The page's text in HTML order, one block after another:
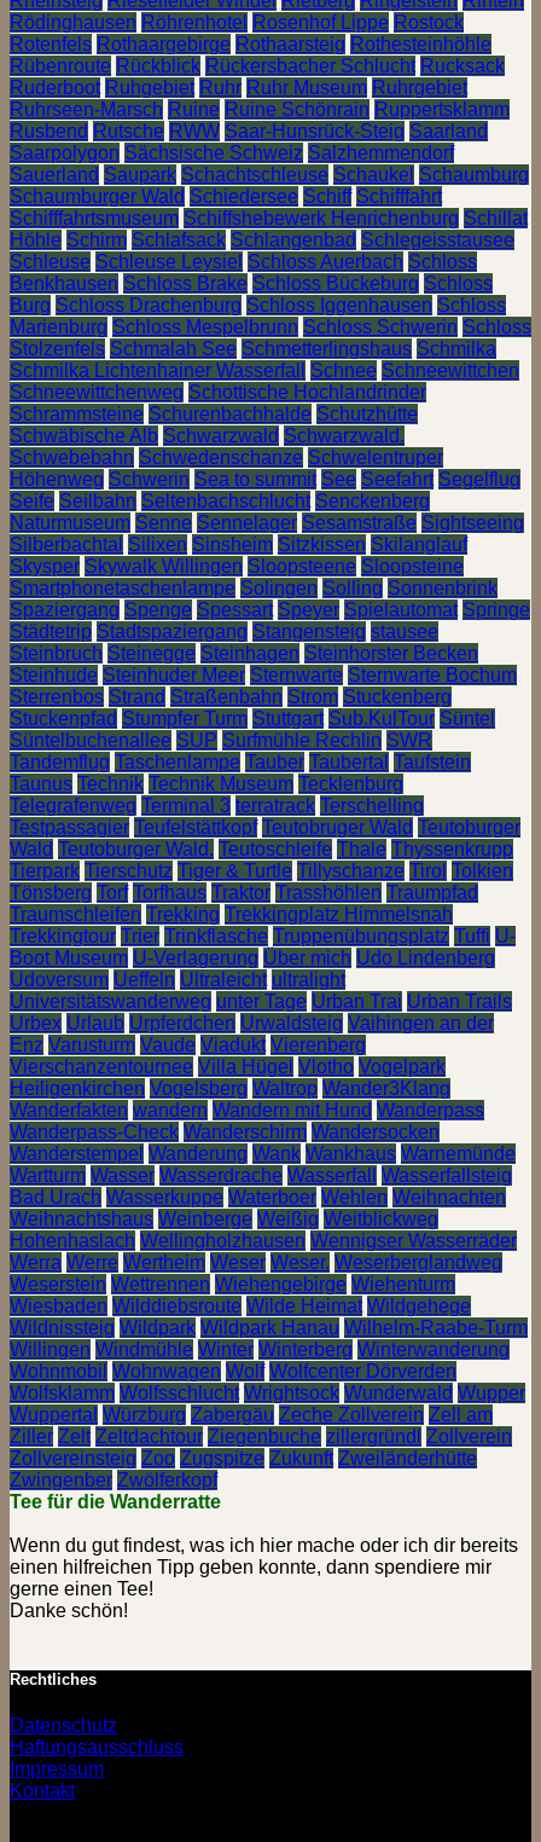
Rödinghausen Röhrenhotel Rosenhof Lippe Rostock
Rotenfels Rothaargebirge Rothaarsteig Rothesteinhöhle
Rübenroute Rückblick Rückersbacher Schlucht Rucksack
Ruderboot Ruhgebiet Ruhr Ruhr Museum Ruhrgebiet
Ruhrseen-Marsch Ruine Ruine Schönrain Ruppertsklamm
Rusbend Rutsche RWW Saar-Hunsrück-Steig Saarland
Saarpolygon Sächsische Schweiz Salzhemmendorf
Sauerland Saupark Schachtschleuse Schaukel Schaumburg
Schaumburger Wald Schiedersee Schiff Schifffahrt
Schifffahrtsmuseum Schiffshebewerk Henrichenburg Schillat
Höhle Schirm Schlafsack Schlangenbad Schlegeisstausee
Schleuse Schleuse Leysiel Schloss Auerbach Schloss
Benkhausen Schloss Brake Schloss Bückeburg Schloss
Burg Schloss Drachenburg Schloss Iggenhausen Schloss
Marienburg Schloss Mespelbrunn Schloss Schwerin Schloss
Stolzenfels Schmalah See Schmetterlingshaus Schmilka
Schmilka Lichtenhainer Wasserfall
Schnee Schneewittchen
Schneewittchenweg Schottische Hochlandrinder
Schrammsteine Schurenbachhalde Schutzhütte
Schwäbische Alb Schwarzwald Schwarzwald.
Schwebebahn Schwedenschanze Schwelentruper
Höhenweg Schwerin Sea to summit See Seefahrt Segelflug
Seife Seilbahn Seltenbachschlucht Senckenberg
Naturmuseum Senne Sennelager Sesamstraße Sightseeing
Silberbachtal Silixen Sinsheim Sitzkissen Skilanglauf
Skysper Skywalk Willingen Sloopsteene Sloopsteine
Smartphonetaschenlampe Solingen Solling Sonnenbrink
Spaziergang Spenge Spessart Speyer Spielautomat Springe
Städtetrip Stadtspaziergang Stangensteig stausee
Steinbruch Steinegge Steinhagen Steinhorster Becken
Steinhude Steinhuder Meer Sternwarte Sternwarte Bochum
Sterrenbos Strand Straßenbahn Strom Stuckenberg
Stuckenpfad Stumpfer Turm Stuttgart Sub.KulTour Süntel
Süntelbuchenallee SUP Surfmühle Rechlin SWR
Tandemflug Taschenlampe Tauber Taubertal Taufstein
Taunus Technik Technik Museum Tecklenburg
Telegrafenweg Terminal 3 terratrack Terschelling
Testpassagier Teufelstättkopf Teutobruger Wald Teutoburger
Wald Teutoburger Wald. Teutoschleife Thale Thyssenkrupp
Tierpark Tierschutz Tiger & Turtle Tillyschanze Tirol Tolkien
Tönsberg Torf Torfhaus Traktor Trasshöhlen Traumpfad
Traumschleifen Trekking Trekkingplatz Himmelsnah
Trekkingtour Trier Trinkflasche Truppenübungsplatz Tuffi U-
Boot Museum U-Verlagerung Über mich Udo Lindenberg
Udoversum Ueffeln Ultraleicht ultralight
Universitätswanderweg unter Tage Urban Trai Urban Trails
Urbex Urlaub Urpferdchen Urwaldsteig Vaihingen an der
Enz Varusturm Vaude Viadukt Vierenberg
Vierschanzentournee Villa Hügel Vlotho Vogelpark
Heiligenkirchen Vogelsberg Waltrop Wander3Klang
Wanderfakten wandern Wandern mit Hund Wanderpass
Wanderpass-Check Wanderschirm Wandersocken
Wanderstempel Wanderung Wank Wankhaus Warnemünde
Wartturm Wasser Wasserdrache Wasserfall
Wasserfallsteig
Bad Urach Wasserkuppe Waterboer Wehlen Weihnachten
Weihnachtshaus Weinberge Weißig Weitblickweg
Hohenhaslach Wellingholzhausen Wennigser Wasserräder
Werra Werre Wertheim Weser Weser. Weserberglandweg
Weserstein Wettrennen Wiehengebirge Wiehenturm
Wiesbaden Wilddiebsroute Wilde Heimat Wildgehege
Wildnissteig Wildpark Wildpark Hanau Wilhelm-Raabe-Turm
Willingen Windmühle Winter Winterberg Winterwanderung
Wohnmobil Wohnwagen Wolf Wolfcenter Dörverden
Wolfsklamm Wolfsschlucht Wrightsock Wunderwald Wupper
Wuppertal Würzburg Zabergäu Zeche Zollverein Zell am
Ziller Zelt Zeltdachtour Ziegenbuche zillergründl Zollverein
Zollvereinsteig Zoo Zugspitze Zukunft Zweiländerhütte
Zwingenber Zwölferkopf
Tee für die Wanderratte
Wenn du gut findest, was ich hier mache oder ich dir bereits
einen hilfreichen Tipp geben konnte, dann spendiere mir
gerne einen Tee!
Danke schön!
Rechtliches
Datenschutz
Haftungsausschluss
Impressum
Kontakt